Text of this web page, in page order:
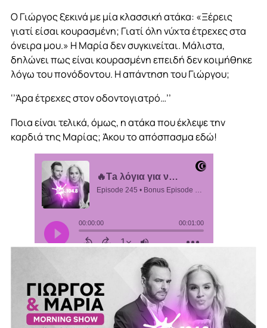
Ο Γιώργος ξεκινά με μία κλασσική ατάκα: «Ξέρεις
γιατί είσαι κουρασμένη; Γιατί όλη νύχτα έτρεχες στα
όνειρα μου.» Η Μαρία δεν συγκινείται. Μάλιστα,
δηλώνει πως είναι κουρασμένη επειδή δεν κοιμήθηκε
λόγω του πονόδοντου. Η απάντηση του Γιώργου;
‘’Άρα έτρεχες στον οδοντογιατρό…’’
Ποια είναι τελικά, όμως, η ατάκα που έκλεψε την
καρδιά της Μαρίας; Άκου το απόσπασμα εδώ!